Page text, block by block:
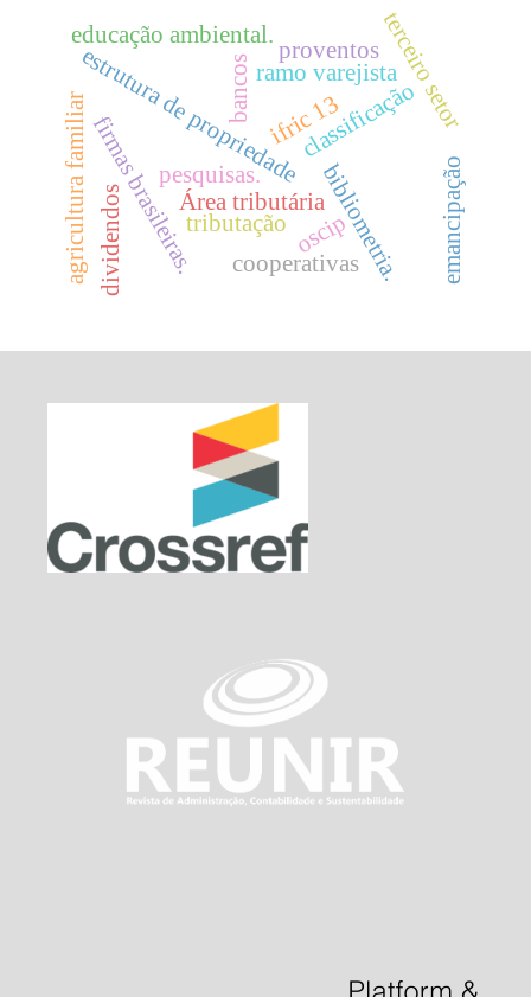
classificação
Área tributária
tributação
estrutura de propriedade
firmas brasileiras.
agricultura familiar bibliometria.
bancos
pesquisas.
terceiro setor
oscip
ramo varejista
educação ambiental.
ifric 13
cooperativas
dividendos
proventos
emancipação